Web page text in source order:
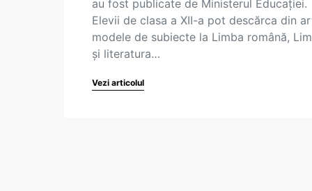
au fost publicate de Ministerul Educației.
Elevii de clasa a XII-a pot descărca din
modele de subiecte la Limba română,
şi literatura…
Vezi articolul